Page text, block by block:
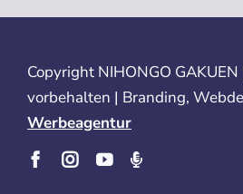
Copyright NIHONGO
vorbehalten | Branding,
Werbeagentur